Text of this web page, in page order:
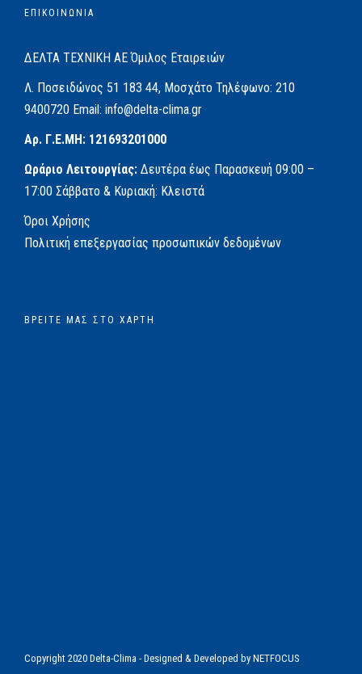
ΕΠΙΚΟΙΝΩΝΙΑ
ΔΕΛΤΑ ΤΕΧΝΙΚΗ ΑΕΌμιλος Εταιρειών
Λ. Ποσειδώνος 51 183 44, Μοσχάτο Τηλέφωνο: 210
9400720 Email: info@delta-clima.gr
Αρ. Γ.Ε.ΜΗ: 121693201000
Ωράριο Λειτουργίας: Δευτέρα έως Παρασκευή 09:00 –
17:00 Σάββατο & Κυριακή: Κλειστά
Όροι Χρήσης
Πολιτική επεξεργασίας προσωπικών δεδομένων
ΒΡΕΊΤΕ ΜΑΣ ΣΤΟ ΧΆΡΤΗ
Copyright 2020 Delta-Clima - Designed & Developed by NETFOCUS